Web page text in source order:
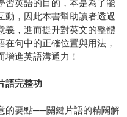
習英語的目的，本是為了能
動，因此本書幫助讀者透過
義，進而提升對英文的整體
句中的正確位置與用法，
進英語溝通力！
語完整功
的要點──關鍵片語的精闢解